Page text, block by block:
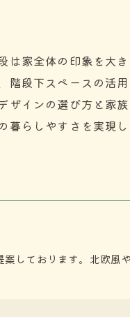
は家全体の印象を大
階段下スペースの活
ザインの選び方と家
暮らしやすさを実現
しております。北欧風